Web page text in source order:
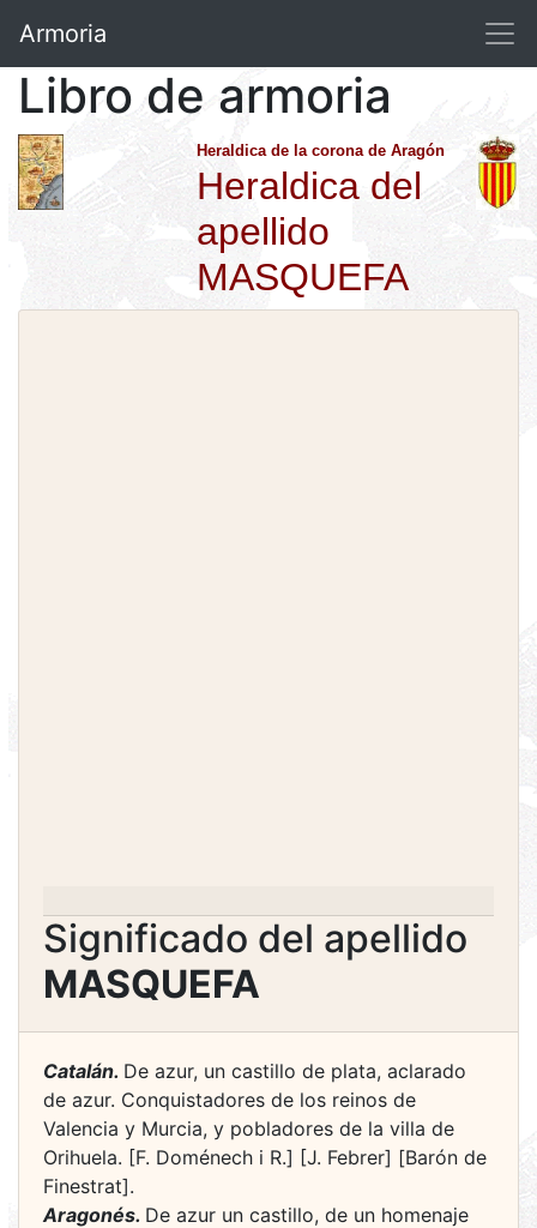
Armoria
Libro de armoria
Heraldica de la corona de Aragón
Heraldica del
apellido
MASQUEFA
Significado del apellido
MASQUEFA
Catalán. De azur, un castillo de plata, aclarado
de azur. Conquistadores de los reinos de
Valencia y Murcia, y pobladores de la villa de
Orihuela. [F. Doménech i R.] [J. Febrer] [Barón de
Finestrat].
Aragonés. De azur un castillo, de un homenaje